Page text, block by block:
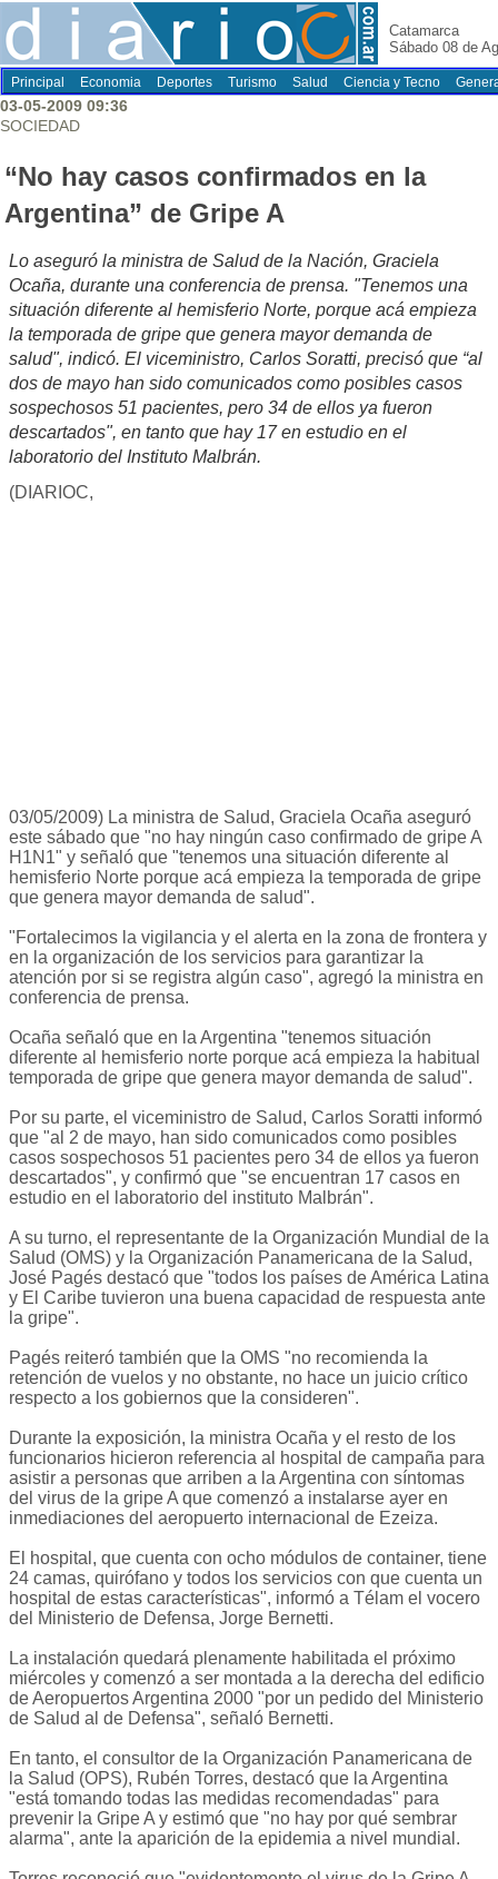
Catamarca
Sábado 08 de
Principal Economia Deportes Turismo Salud Ciencia y Tecno
03-05-2009 09:36
SOCIEDAD
“No hay casos confirmados en la
Argentina” de Gripe A
Lo aseguró la ministra de Salud de la Nación, Graciela
Ocaña, durante una conferencia de prensa. "Tenemos una
situación diferente al hemisferio Norte, porque acá empieza
la temporada de gripe que genera mayor demanda de
salud", indicó. El viceministro, Carlos Soratti, precisó que “al
dos de mayo han sido comunicados como posibles casos
sospechosos 51 pacientes, pero 34 de ellos ya fueron
descartados", en tanto que hay 17 en estudio en el
laboratorio del Instituto Malbrán.
(DIARIOC,
03/05/2009) La ministra de Salud, Graciela Ocaña aseguró
este sábado que "no hay ningún caso confirmado de gripe A
H1N1" y señaló que "tenemos una situación diferente al
hemisferio Norte porque acá empieza la temporada de gripe
que genera mayor demanda de salud".
"Fortalecimos la vigilancia y el alerta en la zona de frontera y
en la organización de los servicios para garantizar la
atención por si se registra algún caso", agregó la ministra en
conferencia de prensa.
Ocaña señaló que en la Argentina "tenemos situación
diferente al hemisferio norte porque acá empieza la habitual
temporada de gripe que genera mayor demanda de salud".
Por su parte, el viceministro de Salud, Carlos Soratti informó
que "al 2 de mayo, han sido comunicados como posibles
casos sospechosos 51 pacientes pero 34 de ellos ya fueron
descartados", y confirmó que "se encuentran 17 casos en
estudio en el laboratorio del instituto Malbrán".
A su turno, el representante de la Organización Mundial de la
Salud (OMS) y la Organización Panamericana de la Salud,
José Pagés destacó que "todos los países de América Latina
y El Caribe tuvieron una buena capacidad de respuesta ante
la gripe".
Pagés reiteró también que la OMS "no recomienda la
retención de vuelos y no obstante, no hace un juicio crítico
respecto a los gobiernos que la consideren".
Durante la exposición, la ministra Ocaña y el resto de los
funcionarios hicieron referencia al hospital de campaña para
asistir a personas que arriben a la Argentina con síntomas
del virus de la gripe A que comenzó a instalarse ayer en
inmediaciones del aeropuerto internacional de Ezeiza.
El hospital, que cuenta con ocho módulos de container, tiene
24 camas, quirófano y todos los servicios con que cuenta un
hospital de estas características", informó a Télam el vocero
del Ministerio de Defensa, Jorge Bernetti.
La instalación quedará plenamente habilitada el próximo
miércoles y comenzó a ser montada a la derecha del edificio
de Aeropuertos Argentina 2000 "por un pedido del Ministerio
de Salud al de Defensa", señaló Bernetti.
En tanto, el consultor de la Organización Panamericana de
la Salud (OPS), Rubén Torres, destacó que la Argentina
"está tomando todas las medidas recomendadas" para
prevenir la Gripe A y estimó que "no hay por qué sembrar
alarma", ante la aparición de la epidemia a nivel mundial.